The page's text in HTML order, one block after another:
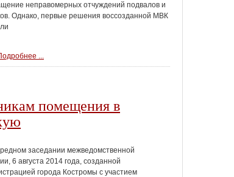
неправомерных отчуждений подвалов и
Однако, первые решения воссозданной МВК
...
помещения в
заседании межведомственной
6 августа 2014 года, созданной
города Костромы с участием